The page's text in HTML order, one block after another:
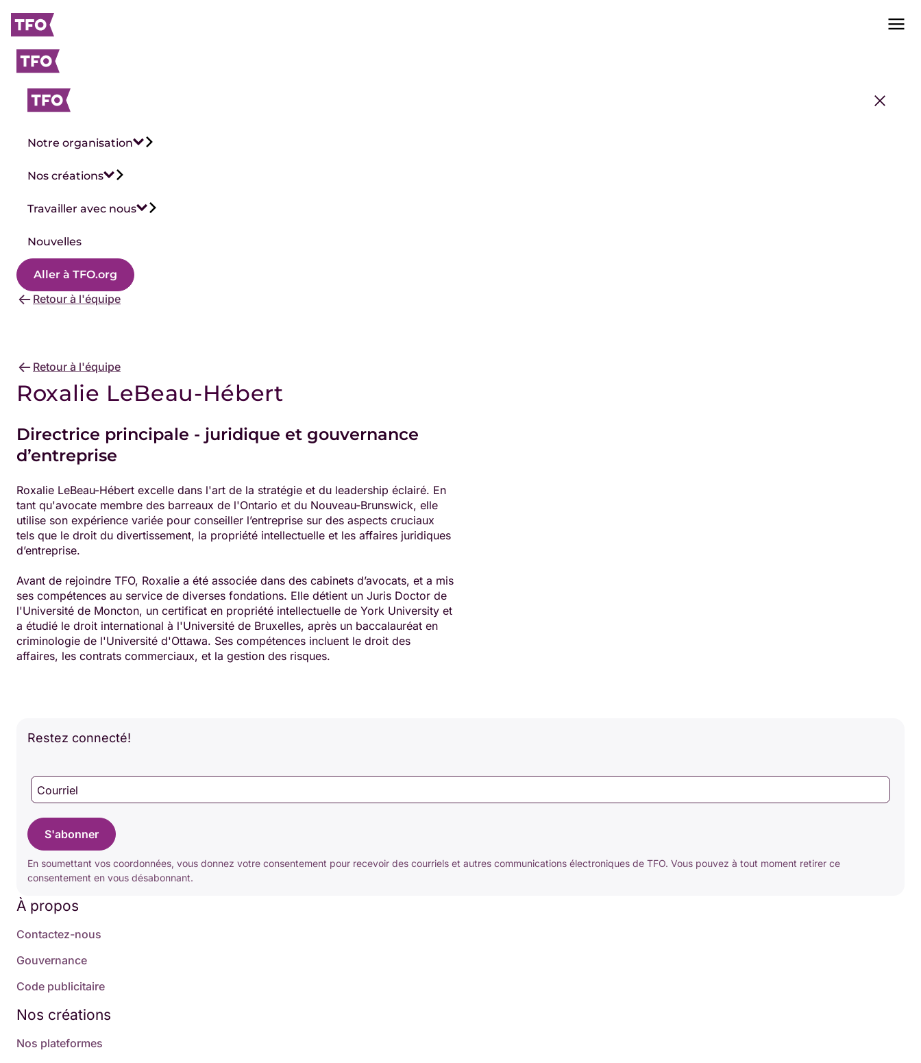
Notre organisation
Nos créations
Travailler avec nous
Nouvelles
Aller à TFO.org
Retour à l'équipe
Retour à l'équipe
Roxalie LeBeau-Hébert
Directrice principale - juridique et gouvernance
d’entreprise
Roxalie LeBeau-Hébert excelle dans l'art de la stratégie et du leadership éclairé. En
tant qu'avocate membre des barreaux de l'Ontario et du Nouveau-Brunswick, elle
utilise son expérience variée pour conseiller l’entreprise sur des aspects cruciaux
tels que le droit du divertissement, la propriété intellectuelle et les affaires juridiques
d’entreprise.
Avant de rejoindre TFO, Roxalie a été associée dans des cabinets d’avocats, et a mis
ses compétences au service de diverses fondations. Elle détient un Juris Doctor de
l'Université de Moncton, un certificat en propriété intellectuelle de York University et
a étudié le droit international à l'Université de Bruxelles, après un baccalauréat en
criminologie de l'Université d'Ottawa. Ses compétences incluent le droit des
affaires, les contrats commerciaux, et la gestion des risques.
Restez connecté!
Courriel
S'abonner
En soumettant vos coordonnées, vous donnez votre consentement pour recevoir des courriels et autres communications électroniques de TFO. Vous pouvez à tout moment retirer ce
consentement en vous désabonnant.
À propos
Contactez-nous
Gouvernance
Code publicitaire
Nos créations
Nos plateformes